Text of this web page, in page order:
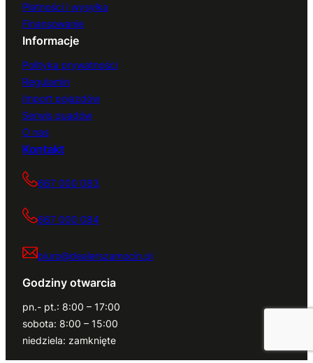
Płatności i wysyłka
Finansowanie
Informacje
Polityka prywatności
Regulamin
Import pojazdów
Serwis quadów
O nas
Kontakt
667 000 083
667 000 084
biuro@dealerszamocin.pl
Godziny otwarcia
pn.- pt.: 8:00 – 17:00
sobota: 8:00 – 15:00
niedziela: zamknięte